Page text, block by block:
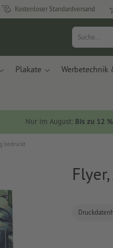
Kostenloser Standardversand
Plakate Werbetechnik
Nur im August: Bis zu 12
bedruckt